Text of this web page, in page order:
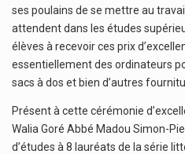
ses poulains de se mettre au
attendent dans les études
élèves à recevoir ces prix
essentiellement des ordinateurs
sacs à dos et bien d’autres
Présent à cette cérémonie
Walia Goré Abbé Madou Simon-
d’études à 8 lauréats de la série